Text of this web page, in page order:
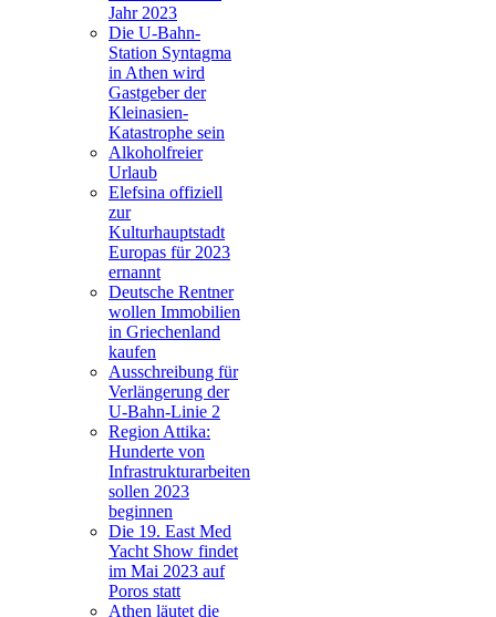
Jahr 2023
Die U-Bahn-
Station Syntagma
in Athen wird
Gastgeber der
Kleinasien-
Katastrophe sein
Alkoholfreier
Urlaub
Elefsina offiziell
zur
Kulturhauptstadt
Europas für 2023
ernannt
Deutsche Rentner
wollen Immobilien
in Griechenland
kaufen
Ausschreibung für
Verlängerung der
U-Bahn-Linie 2
Region Attika:
Hunderte von
Infrastrukturarbeiten
sollen 2023
beginnen
Die 19. East Med
Yacht Show findet
im Mai 2023 auf
Poros statt
Athen läutet die